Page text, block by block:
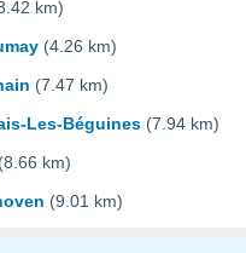
km)
(4.26 km)
(7.47 km)
Les-Béguines (7.94 km)
(8.66 km)
(9.01 km)